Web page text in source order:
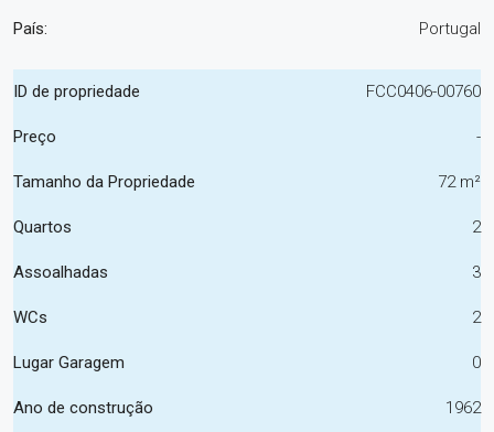
País: Portugal
ID de propriedade FCC0406-00760
Preço -
Tamanho da Propriedade 72 m²
Quartos 2
Assoalhadas 3
WCs 2
Lugar Garagem 0
Ano de construção 1962